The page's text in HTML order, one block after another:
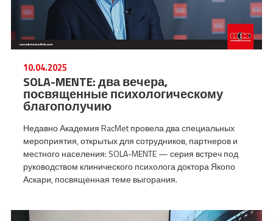
10.04.2025
SOLA-MENTE: два вечера,
посвященные психологическому
благополучию
Недавно Академия RacMet провела два специальных
мероприятия, открытых для сотрудников, партнеров и
местного населения: SOLA-MENTE — серия встреч под
руководством клинического психолога доктора Якопо
Аскари, посвященная теме выгорания.